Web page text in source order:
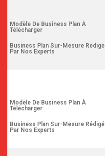
Modèle De Business Plan À
Télécharger
Business Plan Sur-Mesure Rédigé
Par Nos Experts
Modèle De Business Plan À
Télécharger
Business Plan Sur-Mesure Rédigé
Par Nos Experts